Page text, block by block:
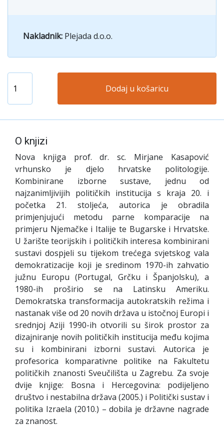
Nakladnik: Plejada d.o.o.
Dodaj u košaricu
O knjizi
Nova knjiga prof. dr. sc. Mirjane Kasapović
vrhunsko je djelo hrvatske politologije.
Kombinirane izborne sustave, jednu od
najzanimljivijih političkih institucija s kraja 20. i
početka 21. stoljeća, autorica je obradila
primjenjujući metodu parne komparacije na
primjeru Njemačke i Italije te Bugarske i Hrvatske.
U žarište teorijskih i političkih interesa kombinirani
sustavi dospjeli su tijekom trećega svjetskog vala
demokratizacije koji je sredinom 1970-ih zahvatio
južnu Europu (Portugal, Grčku i Španjolsku), a
1980-ih proširio se na Latinsku Ameriku.
Demokratska transformacija autokratskih režima i
nastanak više od 20 novih država u istočnoj Europi i
srednjoj Aziji 1990-ih otvorili su širok prostor za
dizajniranje novih političkih institucija među kojima
su i kombinirani izborni sustavi. Autorica je
profesorica komparativne politike na Fakultetu
političkih znanosti Sveučilišta u Zagrebu. Za svoje
dvije knjige: Bosna i Hercegovina: podijeljeno
društvo i nestabilna država (2005.) i Politički sustav i
politika Izraela (2010.) – dobila je državne nagrade
za znanost.